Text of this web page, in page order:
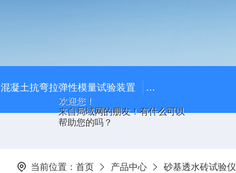
欢迎您！
来自局域网的朋友！有什么可以
帮助您的吗？
混凝土抗弯拉弹性模量试验装置 混凝土塌落度试验仪
当前位置： 首页 产品中心 砂基透水砖试验仪